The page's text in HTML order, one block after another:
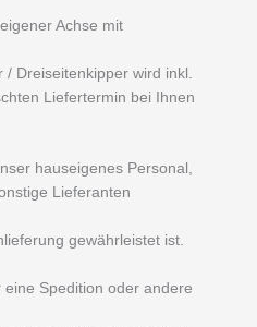
Achse mit
Dreiseitenkipper wird inkl.
Liefertermin bei Ihnen
hauseigenes Personal,
Lieferanten
gewährleistet ist.
Spedition oder andere